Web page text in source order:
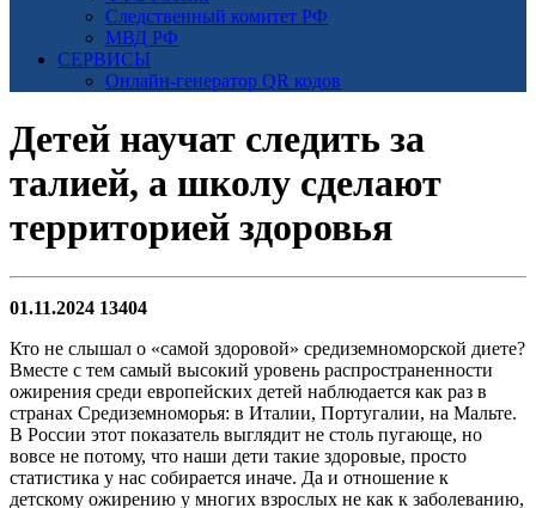
Следственный комитет РФ
МВД РФ
СЕРВИСЫ
Онлайн-генератор QR кодов
Детей научат следить за
талией, а школу сделают
территорией здоровья
01.11.2024 13404
Кто не слышал о «самой здоровой» средиземноморской диете?
Вместе с тем самый высокий уровень распространенности
ожирения среди европейских детей наблюдается как раз в
странах Средиземноморья: в Италии, Португалии, на Мальте.
В России этот показатель выглядит не столь пугающе, но
вовсе не потому, что наши дети такие здоровые, просто
статистика у нас собирается иначе. Да и отношение к
детскому ожирению у многих взрослых не как к заболеванию,